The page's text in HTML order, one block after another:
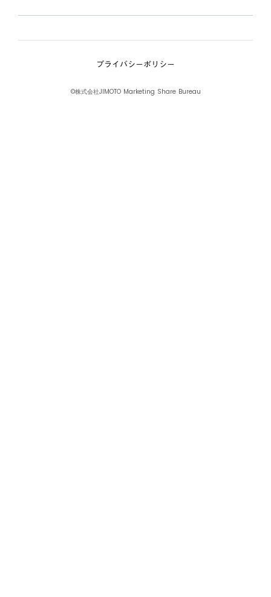
プライバシーポリシー
©株式会社JIMOTO Marketing Share Bureau